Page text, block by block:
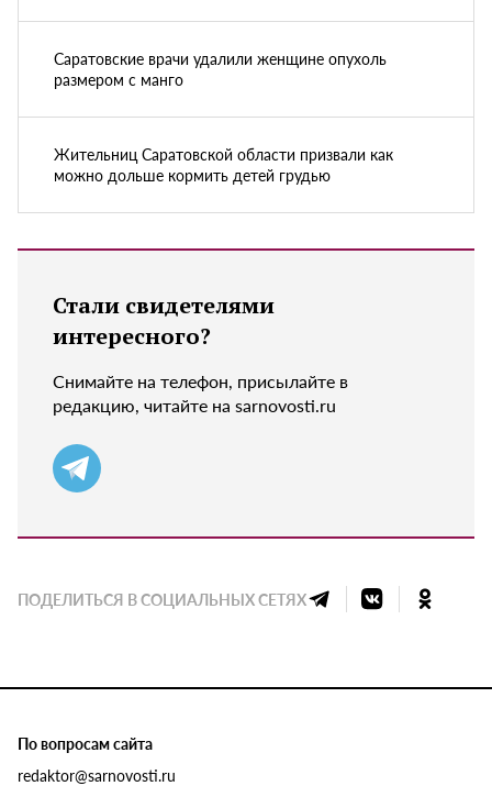
Саратовские врачи удалили женщине опухоль
размером с манго
Жительниц Саратовской области призвали как
можно дольше кормить детей грудью
Стали свидетелями
интересного?
Снимайте на телефон, присылайте в
редакцию, читайте на sarnovosti.ru
ПОДЕЛИТЬСЯ В СОЦИАЛЬНЫХ СЕТЯХ
По вопросам сайта
redaktor@sarnovosti.ru